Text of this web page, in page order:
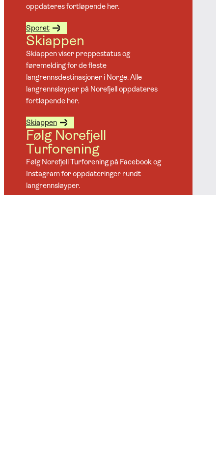
oppdateres fortløpende her.
Sporet
Skiappen
Skiappen viser preppestatus og
føremelding for de fleste
langrennsdestinasjoner i Norge. Alle
langrennsløyper på Norefjell oppdateres
fortløpende her.
Skiappen
Følg Norefjell
Turforening
Følg Norefjell Turforening på Facebook og
Instagram for oppdateringer rundt
langrennsløyper.